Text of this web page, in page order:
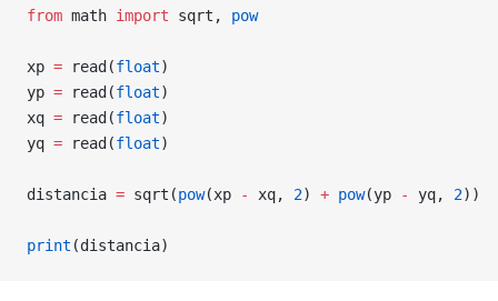
from math import sqrt, pow
xp = read(float)
yp = read(float)
xq = read(float)
yq = read(float)
distancia = sqrt(pow(xp - xq, 2) + pow(yp - yq, 2))
print (distancia)